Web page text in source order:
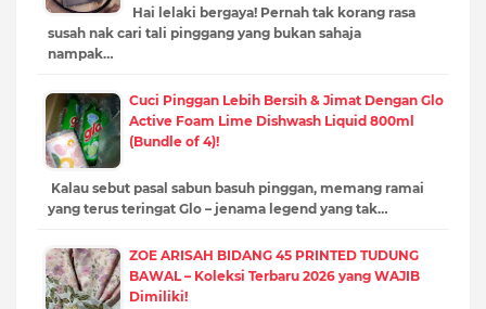
Hai lelaki bergaya! Pernah tak korang rasa
susah nak cari tali pinggang yang bukan sahaja
nampak…
Cuci Pinggan Lebih Bersih & Jimat Dengan Glo
Active Foam Lime Dishwash Liquid 800ml
(Bundle of 4)!
Kalau sebut pasal sabun basuh pinggan, memang ramai
yang terus teringat Glo – jenama legend yang tak…
ZOE ARISAH BIDANG 45 PRINTED TUDUNG
BAWAL – Koleksi Terbaru 2026 yang WAJIB
Dimiliki!